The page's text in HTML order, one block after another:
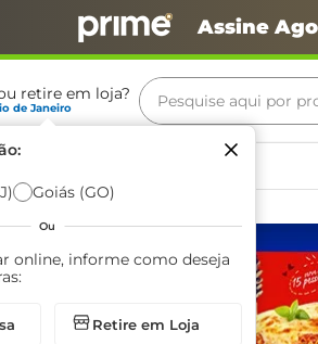
Assine
retire em loja?
de Janeiro
Goiás (GO)
Ou
online, informe como deseja
Retire em Loja
Pesquise aqui por
Termos mais
café
azeite